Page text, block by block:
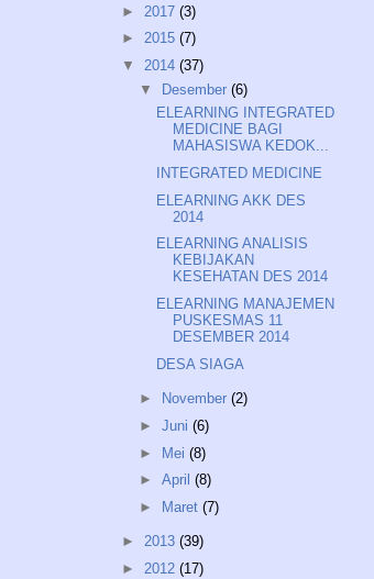
► 2017 (3)
► 2015 (7)
▼ 2014 (37)
▼ Desember (6)
ELEARNING INTEGRATED
MEDICINE BAGI
MAHASISWA KEDOK...
INTEGRATED MEDICINE
ELEARNING AKK DES
2014
ELEARNING ANALISIS
KEBIJAKAN
KESEHATAN DES 2014
ELEARNING MANAJEMEN
PUSKESMAS 11
DESEMBER 2014
DESA SIAGA
► November (2)
► Juni (6)
► Mei (8)
► April (8)
►
Maret (7)
► 2013 (39)
► 2012 (17)